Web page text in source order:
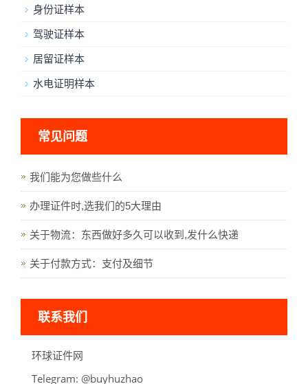
身份证样本
驾驶证样本
居留证样本
水电证明样本
常见问题
我们能为您做些什么
办理证件时,选我们的5大理由
关于物流：东西做好多久可以收到,发什么快递
关于付款方式：支付及细节
联系我们
环球证件网
Telegram: oahzuhyub@